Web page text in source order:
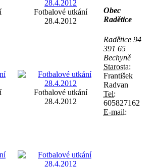
Fotbalové utkání
28.4.2012
Fotbalové utkání
28.4.2012
Obec
Radětice
Radětice 94
391 65
Bechyně
Starosta:
František
Radvan
Tel:
605827162
E-mail: